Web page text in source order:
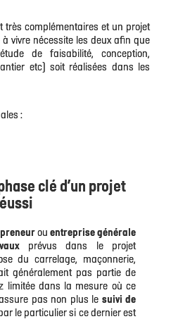
très complémentaires et un projet
vivre nécessite les deux afin que
de faisabilité, conception,
etc) soit réalisées dans les
:
clé d’un projet
ou entreprise générale
prévus dans le projet
du carrelage, maçonnerie,
généralement pas partie de
limitée dans la mesure où ce
pas non plus le suivi de
le particulier si ce dernier est